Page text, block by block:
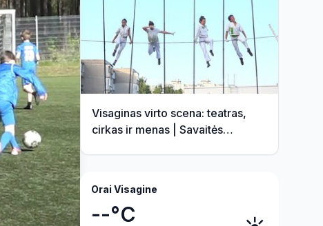
Visaginas virto scena: teatras,
cirkas ir menas | Savaitės
Orai Visagine
--°C